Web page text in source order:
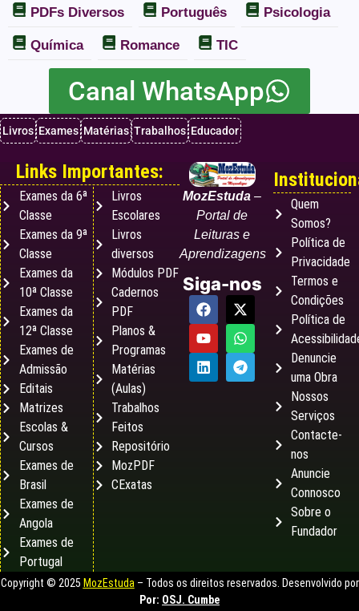
PDFs Diversos Português Psicologia
Química Romance TIC
Canal WhatsApp
Livros Exames Matérias Trabalhos Educador
MozEstuda –
Portal de
Leituras e
Aprendizagens
Siga-nos
Quem
Somos?
Política de
Privacidade
Termos e
Condições
Política de
Denuncie
uma Obra
Nossos
Serviços
Contacte-
nos
Anuncie
Connosco
Sobre o
Fundador
Links Importantes:
Exames da 6ª
Classe
Exames da 9ª
Classe
Exames da
10ª Classe
Exames da
12ª Classe
Exames de
Admissão
Editais
Matrizes
Escolas &
Cursos
Exames de
Brasil
Exames de
Angola
Exames de
Portugal
Livros
Escolares
Livros
diversos
Módulos PDF
Cadernos
PDF
Planos &
Programas
Matérias
(Aulas)
Trabalhos
Feitos
Repositório
MozPDF
CExatas
Copyright © 2025 MozEstuda – Todos os direitos reservados. Desenvolvido por
Por: OSJ. Cumbe